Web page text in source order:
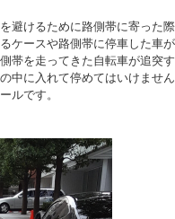
避けるために路側帯に寄った
ケースや路側帯に停車した車
帯を走ってきた自転車が追突
中に入れて停めてはいけませ
ルです。